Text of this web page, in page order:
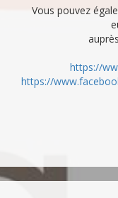
Vous pouvez
https://
https://